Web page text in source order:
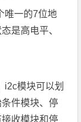
一的7位地
是高电平、
模块可以划
件模块、停
收模块和停